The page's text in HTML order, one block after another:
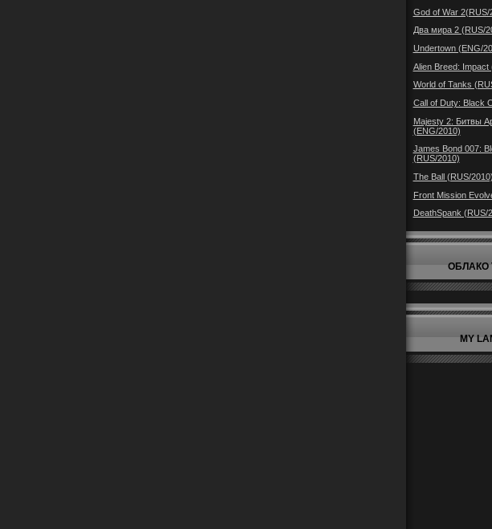
God of War 2(RUS/
Два мира 2 (RUS/
Undertown (ENG/
Alien Breed: Impact
World of Tanks
Call of Duty: Black
Majesty 2: Битвы
(ENG/2010)
James Bond 007:
(RUS/2010)
The Ball (RUS/2010)
Front Mission
DeathSpank (RUS/
ОБЛАКО
MY